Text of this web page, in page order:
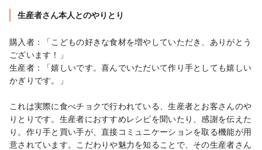
生産者さん本人とのやりとり
購入者：「こどもの好きな食材を増やしていただき、ありがとう
ございます！」
生産者：「嬉しいです。喜んでいただいて作り手としても嬉しい
かぎりです。」
これは実際に食べチョクで行われている、生産者とお客さんのや
りとりです。生産者におすすめレシピを聞いたり、感謝を伝えた
り。作り手と買い手が、直接コミュニケーションを取る機能が用
意されています。こだわりや魅力を知ることで、その生産者さん